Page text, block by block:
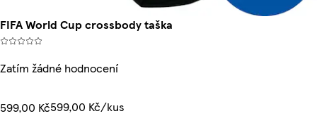
FIFA World Cup crossbody taška
Zatím žádné hodnocení
599,00 Kč599,00 Kč/kus